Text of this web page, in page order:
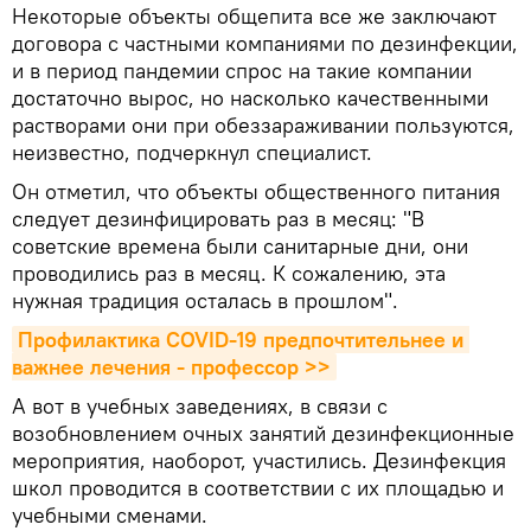
Некоторые объекты общепита все же заключают
договора с частными компаниями по дезинфекции,
и в период пандемии спрос на такие компании
достаточно вырос, но насколько качественными
растворами они при обеззараживании пользуются,
неизвестно, подчеркнул специалист.
Он отметил, что объекты общественного питания
следует дезинфицировать раз в месяц: "В
советские времена были санитарные дни, они
проводились раз в месяц. К сожалению, эта
нужная традиция осталась в прошлом".
Профилактика COVID-19 предпочтительнее и
важнее лечения - профессор >>
А вот в учебных заведениях, в связи с
возобновлением очных занятий дезинфекционные
мероприятия, наоборот, участились. Дезинфекция
школ проводится в соответствии с их площадью и
учебными сменами.